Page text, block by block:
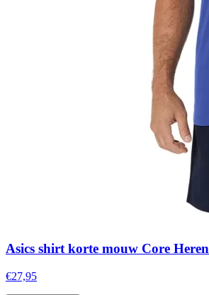
Asics shirt korte mouw Core Heren
€27,95